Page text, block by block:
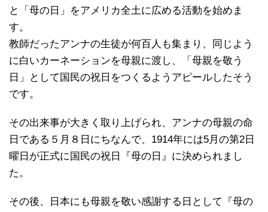
と「母の日」をアメリカ全土に広める活動を始めま
す。
教師だったアンナの生徒が何百人も集まり、同じよう
に白いカーネーションを母親に渡し、「母親を敬う
日」として国民の祝日をつくるようアピールしたそう
です。
その出来事が大きく取り上げられ、アンナの母親の命
日である５月８日にちなんで、1914年には5月の第2日
曜日が正式に国民の祝日『母の日』に決められまし
た。
その後、日本にも母親を敬い感謝する日として『母の